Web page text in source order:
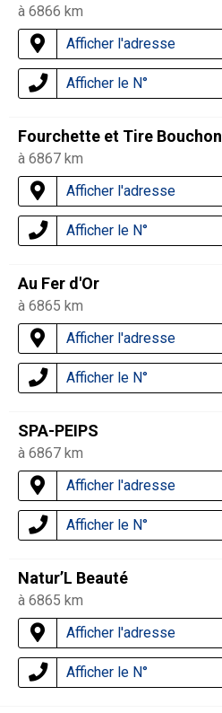
à 6866 km
Afficher l'adresse
Afficher le N°
Fourchette et Tire Bouchon
à 6867 km
Afficher l'adresse
Afficher le N°
Au Fer d'Or
à 6865 km
Afficher l'adresse
Afficher le N°
SPA-PEIPS
à 6867 km
Afficher l'adresse
Afficher le N°
Natur’L Beauté
à 6865 km
Afficher l'adresse
Afficher le N°